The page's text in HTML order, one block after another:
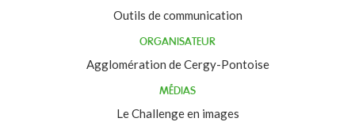
Outils de communication
ORGANISATEUR
Agglomération de Cergy-Pontoise
MÉDIAS
Le Challenge en images